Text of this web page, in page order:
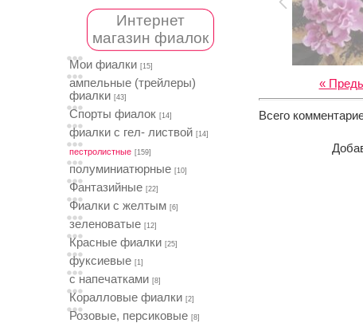
Интернет
магазин фиалок
Мои фиалки [15]
ампельные (трейлеры)
фиалки [43]
Спорты фиалок [14]
фиалки с гел- листвой [14]
пестролистные [159]
полуминиатюрные [10]
Фантазийные [22]
Фиалки с желтым [6]
зеленоватые [12]
Красные фиалки [25]
фуксиевые [1]
с напечатками [8]
Коралловые фиалки [2]
Розовые, персиковые [8]
«
Всего